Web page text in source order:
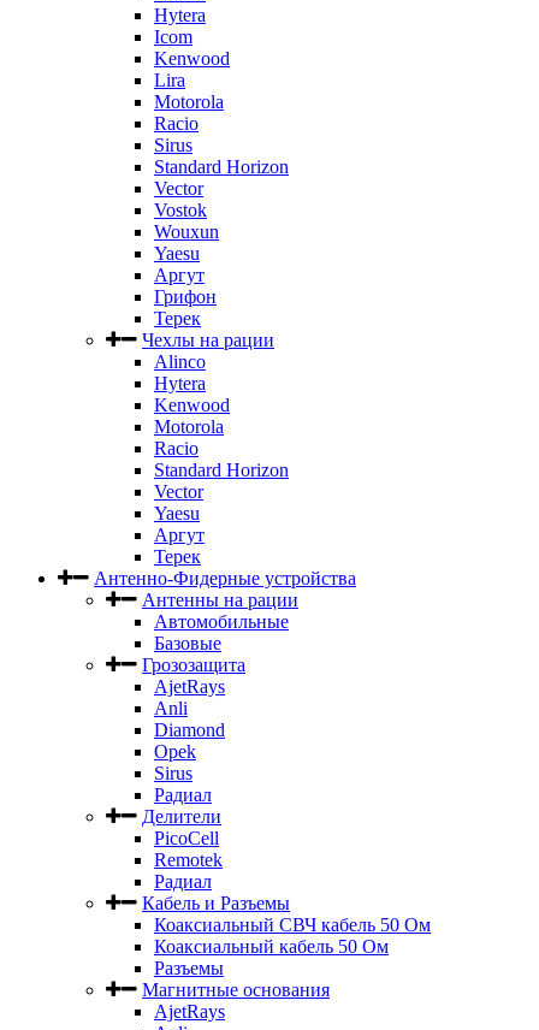
Hytera
Icom
Kenwood
Lira
Motorola
Racio
Sirus
Standard Horizon
Vector
Vostok
Wouxun
Yaesu
Аргут
Грифон
Терек
Чехлы на рации
Alinco
Hytera
Kenwood
Motorola
Racio
Standard Horizon
Vector
Yaesu
Аргут
Терек
Антенно-Фидерные устройства
Антенны на рации
Автомобильные
Базовые
Грозозащита
AjetRays
Anli
Diamond
Opek
Sirus
Радиал
Делители
PicoCell
Remotek
Радиал
Кабель и Разъемы
Коаксиальный СВЧ кабель 50 Ом
Коаксиальный кабель 50 Ом
Разъемы
Магнитные основания
AjetRays